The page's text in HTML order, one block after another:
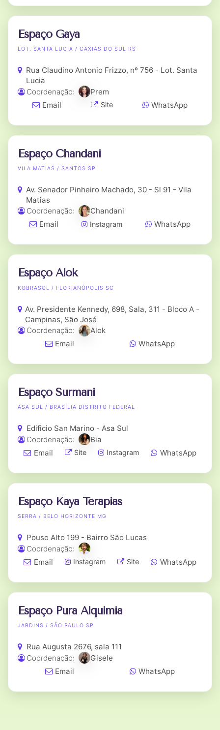
Espaço Gaya
LOT. SANTA LUCIA / CAXIAS DO SUL RS
Rua Claudino Antonio Frizzo, nº 756 - Lot. Santa
Lucia
Coordenação:
Prem
Email
Site WhatsApp
Espaço Chandani
VILA MATIAS / SANTOS SP
Av. Senador Pinheiro Machado, 30 - Sl 91 - Vila
Matias
Coordenação:
Chandani
Email
Instagram WhatsApp
Espaço Alok
KOBRASOL / FLORIANÓPOLIS SC
Av. Presidente Kennedy, 698, Sala, 311 - Bloco A -
Campinas, São José
Coordenação:
Alok
Email
WhatsApp
Espaço Surmani
ASA SUL / BRASÍLIA DISTRITO FEDERAL
Edificio San Marino - Asa Sul
Coordenação:
Bia
Email
Site Instagram WhatsApp
Espaço Kaya Terapias
SERRA / BELO HORIZONTE MG
Pouso Alto 199 - Bairro São Lucas
Coordenação:
Email
Instagram Site WhatsApp
Espaço Pura Alquimia
JARDINS / SÃO PAULO SP
Rua Augusta 2676, sala 111
Coordenação:
Gisele
Email
WhatsApp